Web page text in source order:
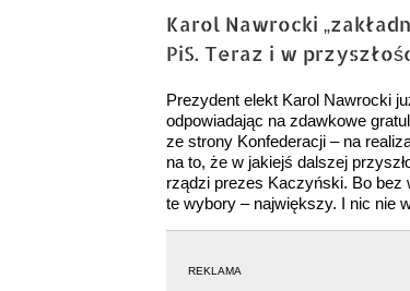
Karol Nawrocki
PiS. Teraz i w
Prezydent elekt Karol Nawrocki
odpowiadając na zdawkowe
ze strony Konfederacji – na
na to, że w jakiejś dalszej
rządzi prezes Kaczyński. Bo bez
te wybory – największy. I nic nie
REKLAMA